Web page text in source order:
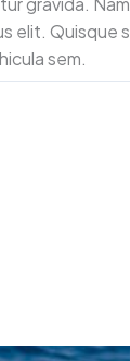
elit. Quisque
sem.